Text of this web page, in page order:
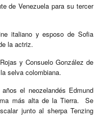
de Venezuela para su tercer
italiano y esposo de Sofia
la actriz.
y Consuelo González de
selva colombiana.
el neozelandés Edmund
más alta de la Tierra. Se
junto al sherpa Tenzing